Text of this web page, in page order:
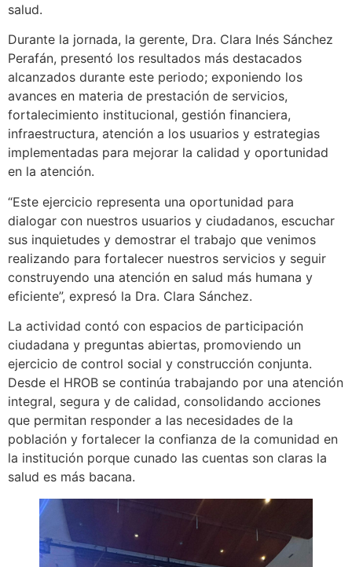
salud.
Durante la jornada, la gerente, Dra. Clara Inés Sánchez
Perafán, presentó los resultados más destacados
alcanzados durante este periodo; exponiendo los
avances en materia de prestación de servicios,
fortalecimiento institucional, gestión financiera,
infraestructura, atención a los usuarios y estrategias
implementadas para mejorar la calidad y oportunidad
en la atención.
“Este ejercicio representa una oportunidad para
dialogar con nuestros usuarios y ciudadanos, escuchar
sus inquietudes y demostrar el trabajo que venimos
realizando para fortalecer nuestros servicios y seguir
construyendo una atención en salud más humana y
eficiente”, expresó la Dra. Clara Sánchez.
La actividad contó con espacios de participación
ciudadana y preguntas abiertas, promoviendo un
ejercicio de control social y construcción conjunta.
Desde el HROB se continúa trabajando por una atención
integral, segura y de calidad, consolidando acciones
que permitan responder a las necesidades de la
población y fortalecer la confianza de la comunidad en
la institución porque cunado las cuentas son claras la
salud es más bacana.